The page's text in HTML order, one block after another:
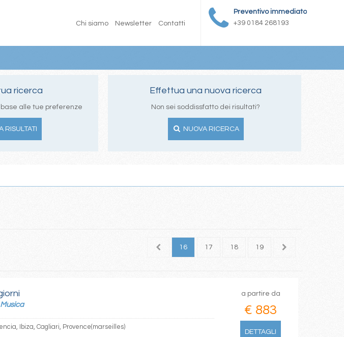
Preventivo immediato
+39 0184 268193
Chi siamo Newsletter Contatti
ricerca
alle tue preferenze
RISULTATI
Effettua una nuova ricerca
Non sei soddissfatto dei risultati?
NUOVA RICERCA
15 16 17 18 19 20
Ibiza, Cagliari, Provence(marseilles)
a partire da
€ 883
DETTAGLI